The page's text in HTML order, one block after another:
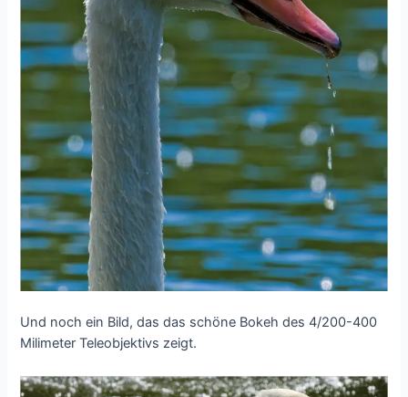
Und noch ein Bild, das das schöne Bokeh des 4/200-400
Milimeter Teleobjektivs zeigt.